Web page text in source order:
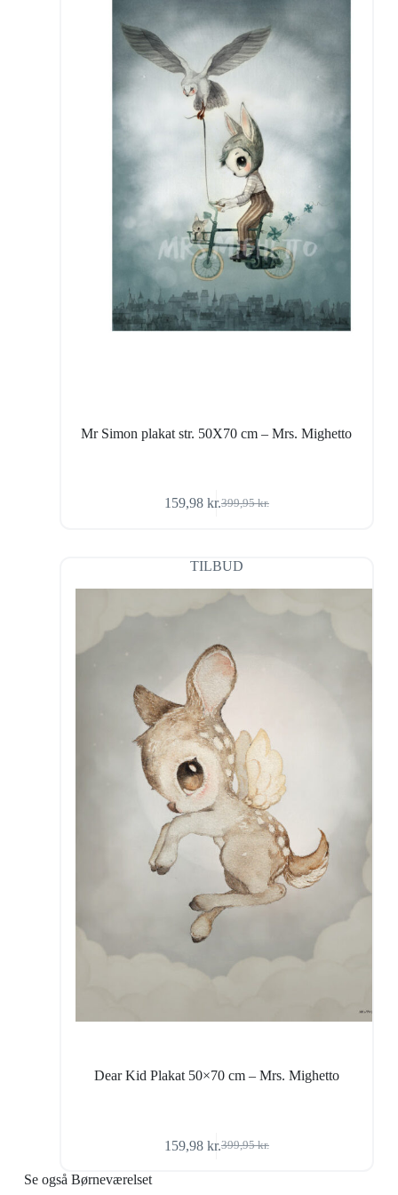
Mr Simon plakat str. 50X70 cm – Mrs. Mighetto
399,95kr.
Den
var:
399,95 kr..
159,98 kr.Den
er:
159,98 kr..
TILBUD
Dear Kid Plakat 50×70 cm – Mrs. Mighetto
399,95kr.
Den
159,98 kr.Den
Se også Børneværelset